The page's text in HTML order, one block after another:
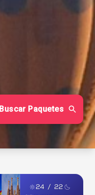
Buscar Paquetes